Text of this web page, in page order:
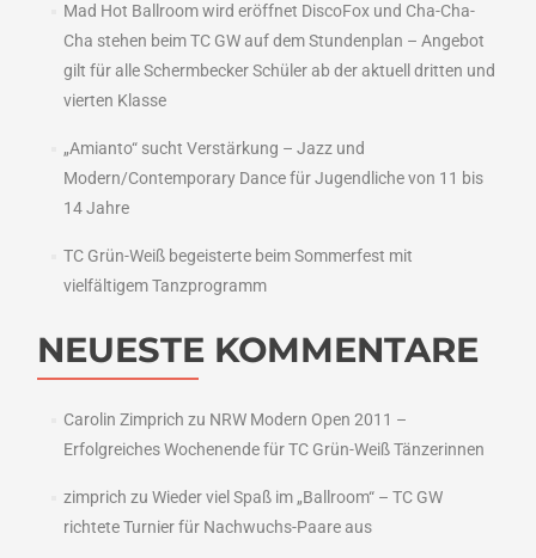
Mad Hot Ballroom wird eröffnet DiscoFox und Cha-Cha-
Cha stehen beim TC GW auf dem Stundenplan – Angebot
gilt für alle Schermbecker Schüler ab der aktuell dritten und
vierten Klasse
„Amianto“ sucht Verstärkung – Jazz und
Modern/Contemporary Dance für Jugendliche von 11 bis
14 Jahre
TC Grün-Weiß begeisterte beim Sommerfest mit
vielfältigem Tanzprogramm
NEUESTE KOMMENTARE
Carolin Zimprich zu NRW Modern Open 2011 –
Erfolgreiches Wochenende für TC Grün-Weiß Tänzerinnen
zimprich zu Wieder viel Spaß im „Ballroom“ – TC GW
richtete Turnier für Nachwuchs-Paare aus